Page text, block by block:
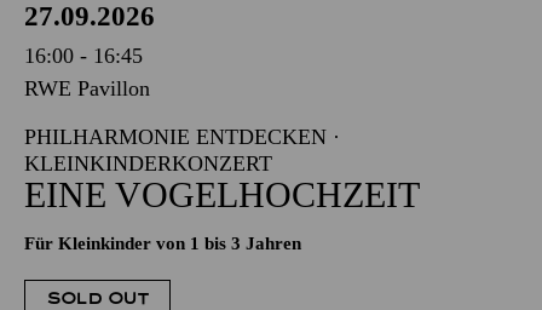
27.09.2026
16:00 - 16:45
RWE Pavillon
PHILHARMONIE ENTDECKEN ·
KLEINKINDERKONZERT
EINE VOGELHOCHZEIT
Für Kleinkinder von 1 bis 3 Jahren
SOLD OUT